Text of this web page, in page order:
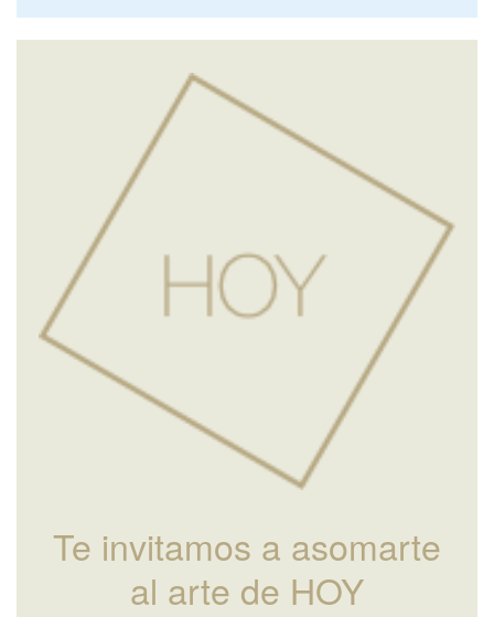
Te invitamos a asomarte
al arte de HOY